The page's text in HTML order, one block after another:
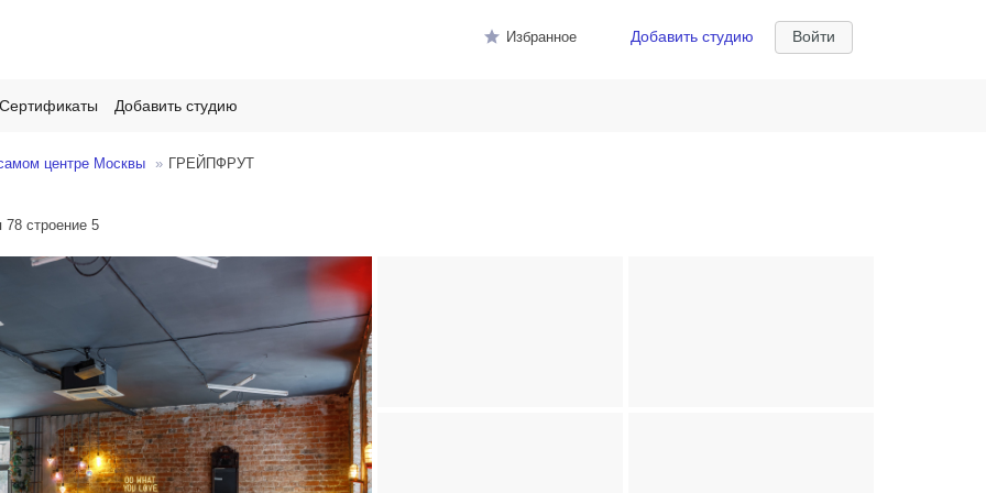
Войти
Добавить студию
Избранное
Сертификаты Добавить студию
центре Москвы ГРЕЙПФРУТ
строение 5